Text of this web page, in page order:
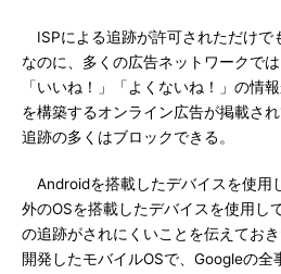
ISPによる追跡が許可されただけで
なのに、多くの広告ネットワークで
「いいね！」「よくないね！」の情
を構築するオンライン広告が掲載さ
追跡の多くはブロックできる。
Androidを搭載したデバイスを使用
外のOSを搭載したデバイスを使用し
の追跡がされにくいことを伝えてお
開発したモバイルOSで、Googleの全